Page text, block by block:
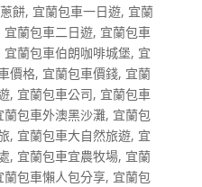
餅, 宜蘭包車一日遊, 宜蘭
宜蘭包車二日遊, 宜蘭包車
宜蘭包車伯朗咖啡城堡, 宜
價格, 宜蘭包車價錢, 宜蘭
, 宜蘭包車公司, 宜蘭包車
蘭包車外澳黑沙灘, 宜蘭包
, 宜蘭包車大自然旅遊, 宜
, 宜蘭包車宜農牧場, 宜蘭
蘭包車懶人包分享, 宜蘭包